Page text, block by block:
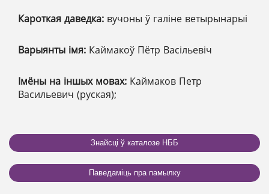
Кароткая даведка: вучоны ў галіне ветырынарыі
Варыянты імя: Каймакоў Пётр Васільевіч
Імёны на іншых мовах: Каймаков Петр
Васильевич (руская);
Знайсці ў каталозе НББ
Паведаміць пра памылку